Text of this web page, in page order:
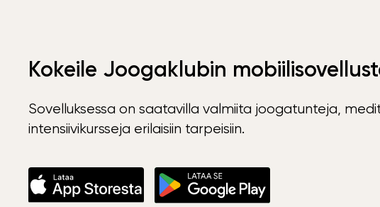
Kokeile Joogaklubin
Sovelluksessa on saatavilla valmiita joogatunteja,
intensiivikursseja erilaisiin tarpeisiin.